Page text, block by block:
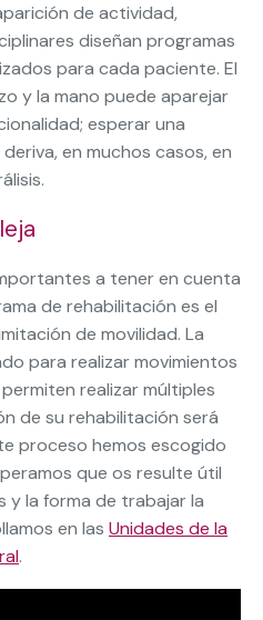
de actividad,
diseñan programas
para cada paciente. El
y la mano puede aparejar
esperar una
en muchos casos, en
a tener en cuenta
de rehabilitación es el
de movilidad. La
para realizar movimientos
realizar múltiples
de su rehabilitación será
proceso hemos escogido
que os resulte útil
y la forma de trabajar la
en las Unidades de la
.